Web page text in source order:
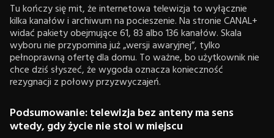
Tu kończy się mit, że internetowa telewizja to wyłącznie
kilka kanałów i archiwum na pocieszenie. Na stronie CANAL+
widać pakiety obejmujące 61, 83 albo 136 kanałów. Skala
wyboru nie przypomina już „wersji awaryjnej”, tylko
pełnoprawną ofertę dla domu. To ważne, bo użytkownik nie
chce dziś słyszeć, że wygoda oznacza konieczność
rezygnacji z połowy przyzwyczajeń.
Podsumowanie: telewizja bez anteny ma sens
wtedy, gdy życie nie stoi w miejscu